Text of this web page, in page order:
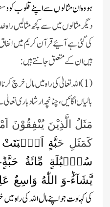
ہو وہ ان مثالوں سے اپنے قلوب کو
دیگر مثالوں میں سے کچھ مثالیں
کی گئی ہے آئیے قرآن کریم میں
ہیں ان کے متعلق جانتے ہیں :
(1) اللہ تعالیٰ کی راہ میں مال
بالیاں اگائیں،چنانچہ ارشاد باری
مَثَلُ الَّذِیْنَ یُنْفِقُوْنَ
كَمَثَلِ حَبَّةٍ اَنْۢبَتَتْ
سُنْۢبُلَةٍ مِّائَةُ
یَّشَآءُؕ-وَ اللّٰهُ وَاسِعٌ
کی کہاوت جو اپنے مال اللہ کی